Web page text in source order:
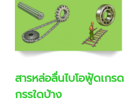
สารหล่อลื่นไบโอฟู้ดเกร
กรรใดบ้าง